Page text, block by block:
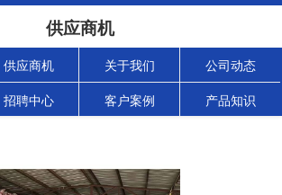
供应商机
供应商机 关于我们 公司动态
招聘中心 客户案例 产品知识